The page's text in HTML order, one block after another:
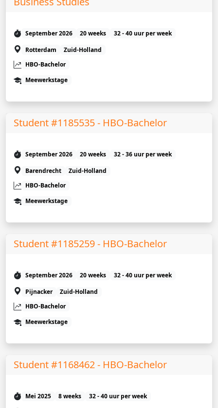
September 2026 20 weeks
32 - 40 uur per week
Rotterdam
Zuid-Holland
HBO-Bachelor
Meewerkstage
Student #1185535 - HBO-Bachelor
September 2026 20 weeks
32 - 36 uur per week
Barendrecht
Zuid-Holland
HBO-Bachelor
Meewerkstage
Student #1185259 - HBO-Bachelor
September 2026 20 weeks
32 - 40 uur per week
Pijnacker
Zuid-Holland
HBO-Bachelor
Meewerkstage
Student #1168462 - HBO-Bachelor
Mei 2025 8 weeks
32 - 40 uur per week